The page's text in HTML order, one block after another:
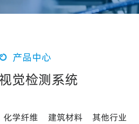
产品中心
觉检测系统
化学纤维 建筑材料 其他行业